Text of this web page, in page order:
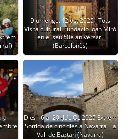
Diumenge, 12 oct 2025 - Tots
Visita cultural. Fundació Joan Miró
en el seu 50é aniversari
(Barcelonès)
a
Dies 16 al 20 -JULIOL 2025 Extrem
Sortida de cinc dies a Navarra i la
Vall de Baztan (Navarra)